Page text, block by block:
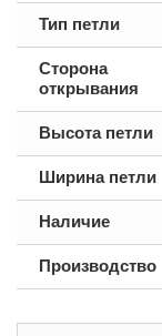
Тип петли
Сторона
открывания
Высота петли
Ширина петли
Наличие
Производство